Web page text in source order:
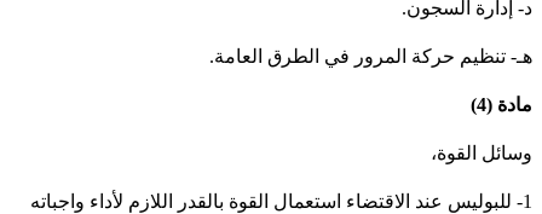
إدارة السجون.
تنظيم حركة المرور في الطرق العامة.
(4)
القوة،
1- للبوليس عند الاقتضاء استعمال القوة بالقدر اللازم لأداء واجباته